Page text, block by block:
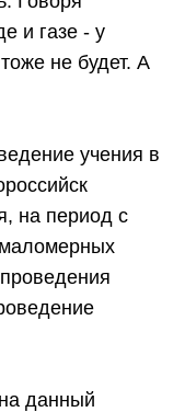
и газе - у
не будет. А
учения в
на период с
данный